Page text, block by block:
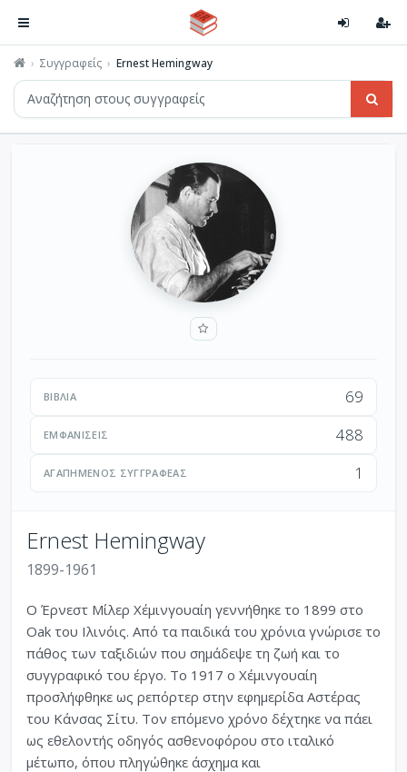
Συγγραφείς Ernest Hemingway
ΒΙΒΛΊΑ 69
ΕΜΦΑΝΊΣΕΙΣ 488
ΑΓΑΠΗΜΈΝΟΣ ΣΥΓΓΡΑΦΈΑΣ 1
Ernest Hemingway
1899-1961
Ο Έρνεστ Μίλερ Χέμινγουαίη γεννήθηκε το 1899 στο
Oak του Ιλινόις. Από τα παιδικά του χρόνια γνώρισε το
πάθος των ταξιδιών που σημάδεψε τη ζωή και το
συγγραφικό του έργο. Το 1917 ο Χέμινγουαίη
προσλήφθηκε ως ρεπόρτερ στην εφημερίδα Αστέρας
του Κάνσας Σίτυ. Τον επόμενο χρόνο δέχτηκε να πάει
ως εθελοντής οδηγός ασθενοφόρου στο ιταλικό
μέτωπο, όπου πληγώθηκε άσχημα και